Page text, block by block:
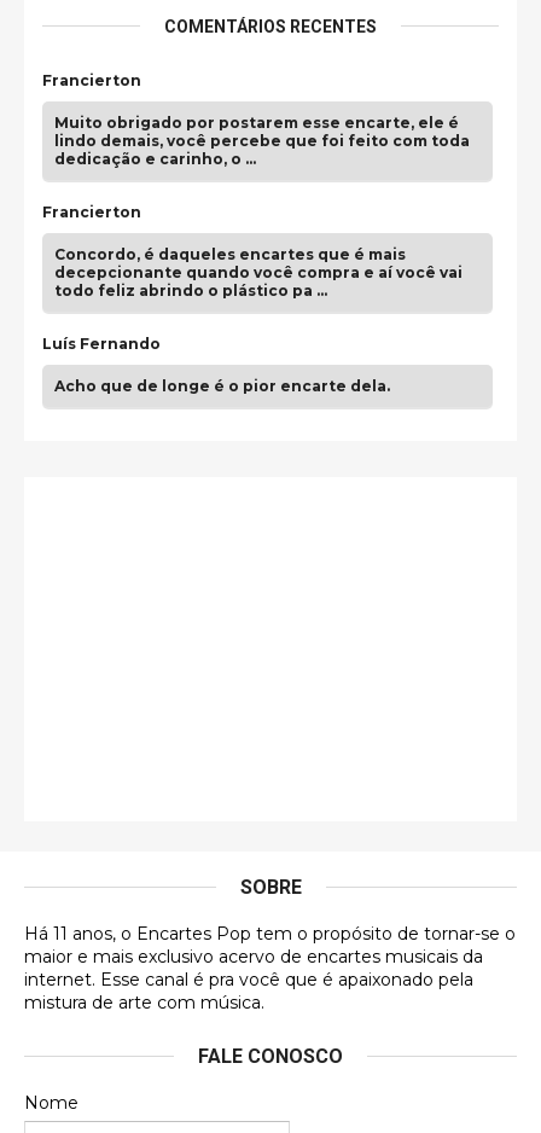
COMENTÁRIOS RECENTES
Francierton
Muito obrigado por postarem esse encarte, ele é
lindo demais, você percebe que foi feito com toda
dedicação e carinho, o …
Francierton
Concordo, é daqueles encartes que é mais
decepcionante quando você compra e aí você vai
todo feliz abrindo o plástico pa …
Luís Fernando
Acho que de longe é o pior encarte dela.
DVD MIDINHO
Francierton
futuras aquisições, e olhando o encarte aqui, me
Francierton
SOBRE
Há 11 anos, o Encartes Pop tem o propósito de tornar-se o
maior e mais exclusivo acervo de encartes musicais da
internet. Esse canal é pra você que é apaixonado pela
mistura de arte com música.
FALE CONOSCO
Nome